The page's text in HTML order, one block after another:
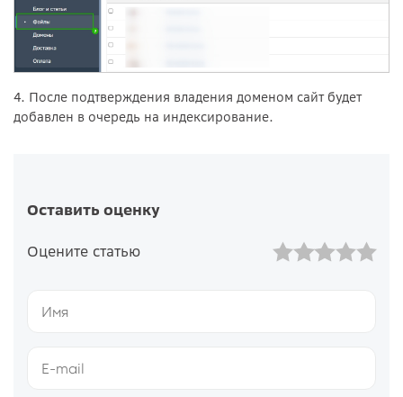
4. После подтверждения владения доменом сайт будет
добавлен в очередь на индексирование.
Оставить оценку
Оцените статью